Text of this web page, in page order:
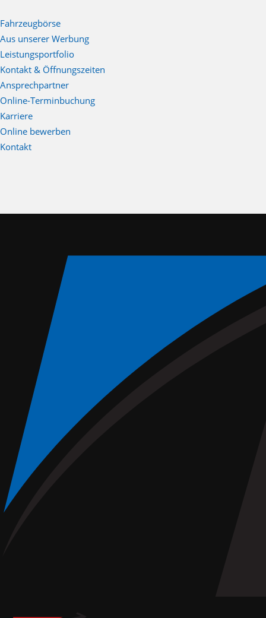
Fahrzeugbörse
Aus unserer Werbung
Leistungsportfolio
Kontakt & Öffnungszeiten
Ansprechpartner
Online-Terminbuchung
Karriere
Online bewerben
Kontakt